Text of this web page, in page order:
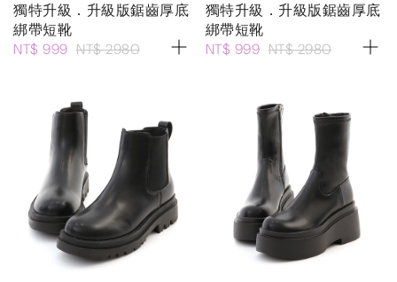
獨特升級．升級版鋸齒厚底
綁帶短靴
NT$ 999 NT$ 2980
獨特升級．升級版鋸齒厚底
綁帶短靴
NT$ 999 NT$ 2980